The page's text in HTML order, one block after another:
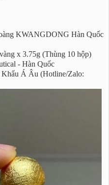
KWANGDONG Hàn Quốc
x 3.75g (Thùng 10 hộp)
- Hàn Quốc
Khẩu Á Âu (Hotline/Zalo: